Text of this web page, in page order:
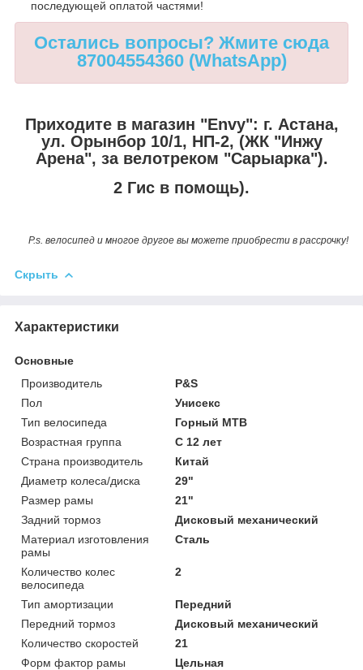
последующей оплатой частями!
Остались вопросы? Жмите сюда
87004554360 (WhatsApp)
Приходите в магазин "Envy": г. Астана,
ул. Орынбор 10/1, НП-2, (ЖК "Инжу
Арена", за велотреком "Сарыарка").
2 Гис в помощь).
P.s. велосипед и многое другое вы можете приобрести в рассрочку!
Скрыть
Характеристики
Основные
Производитель
P&S
Пол
Унисекс
Тип велосипеда
Горный MTB
Возрастная группа
С 12 лет
Страна производитель
Китай
Диаметр колеса/диска
29"
Размер рамы
21"
Задний тормоз
Дисковый механический
Материал изготовления
рамы
Сталь
Количество колес
велосипеда
2
Тип амортизации
Передний
Передний тормоз
Дисковый механический
Количество скоростей
21
Форм фактор рамы
Цельная